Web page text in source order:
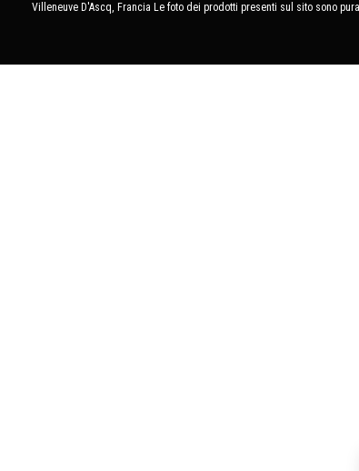
Villeneuve D'Ascq, Francia Le foto dei prodotti presenti sul sito sono